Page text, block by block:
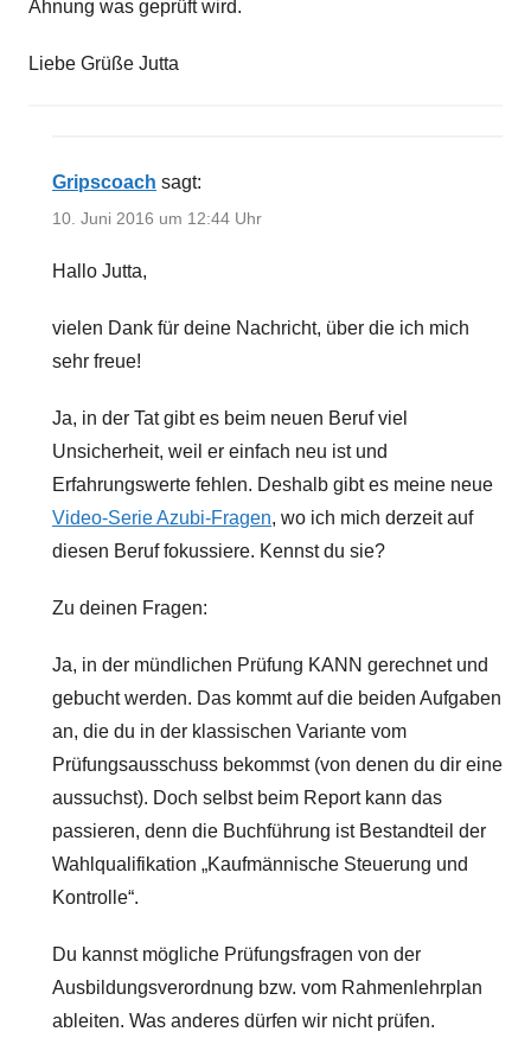
Ahnung was geprüft wird.
Liebe Grüße Jutta
Gripscoach sagt:
10. Juni 2016 um 12:44 Uhr
Hallo Jutta,
vielen Dank für deine Nachricht, über die ich mich
sehr freue!
Ja, in der Tat gibt es beim neuen Beruf viel
Unsicherheit, weil er einfach neu ist und
Erfahrungswerte fehlen. Deshalb gibt es meine neue
Video-Serie Azubi-Fragen, wo ich mich derzeit auf
diesen Beruf fokussiere. Kennst du sie?
Zu deinen Fragen:
Ja, in der mündlichen Prüfung KANN gerechnet und
gebucht werden. Das kommt auf die beiden Aufgaben
an, die du in der klassischen Variante vom
Prüfungsausschuss bekommst (von denen du dir eine
aussuchst). Doch selbst beim Report kann das
passieren, denn die Buchführung ist Bestandteil der
Wahlqualifikation „Kaufmännische Steuerung und
Kontrolle“.
Du kannst mögliche Prüfungsfragen von der
Ausbildungsverordnung bzw. vom Rahmenlehrplan
ableiten. Was anderes dürfen wir nicht prüfen.